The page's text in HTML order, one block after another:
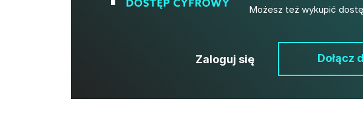
Możesz też wykupić
Zaloguj się Dołącz